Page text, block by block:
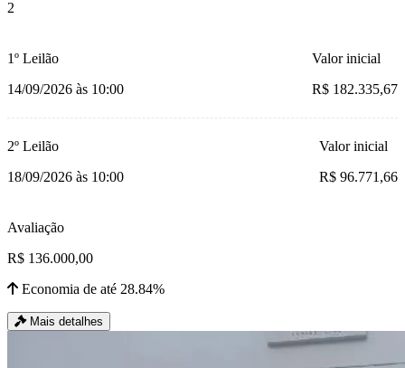
2
1º Leilão
14/09/2026 às 10:00
Valor inicial
R$ 182.335,67
2º Leilão
18/09/2026 às 10:00
Valor inicial
R$ 96.771,66
Avaliação
R$ 136.000,00
Economia de até 28.84%
Mais detalhes